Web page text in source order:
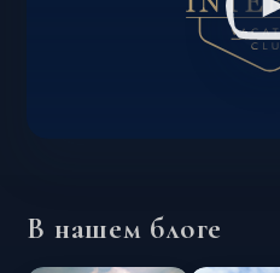
В нашем блоге